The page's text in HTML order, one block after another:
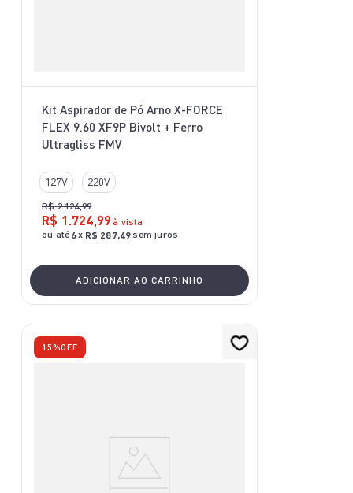
Kit Aspirador de Pó Arno X-FORCE
FLEX 9.60 XF9P Bivolt + Ferro
Ultragliss FMV
127V 220V
R$ 2.124,99
R$ 1 .724,99 à vista
ou até 6x R$ 287,49sem juros
ADICIONAR AO CARRINHO
15%OFF